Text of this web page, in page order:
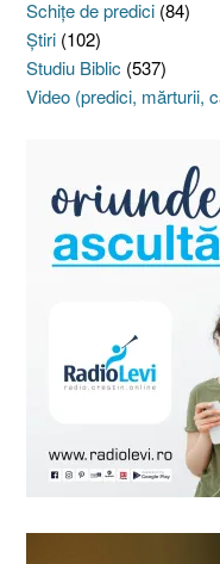
Schiţe de predici (84)
Ştiri (102)
Studiu Biblic (537)
Video (predici, mărturii,